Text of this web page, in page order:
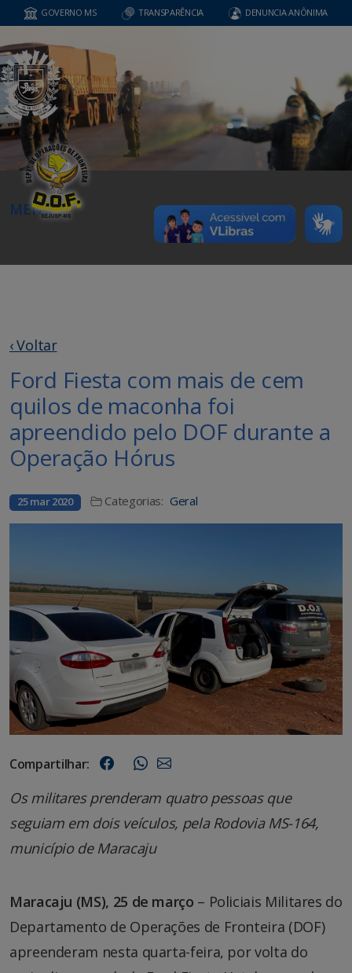
GOVERNO MS TRANSPARÊNCIA DENUNCIA ANÔNIMA
MENU
‹ Voltar
Ford Fiesta com mais de cem
quilos de maconha foi
apreendido pelo DOF durante a
Operação Hórus
25 mar 2020 Categorias: Geral
Compartilhar:
Os militares prenderam quatro pessoas que
seguiam em dois veículos, pela Rodovia MS-164,
município de Maracaju
Maracaju (MS), 25 de março – Policiais Militares do
Departamento de Operações de Fronteira (DOF)
apreenderam nesta quarta-feira, por volta do